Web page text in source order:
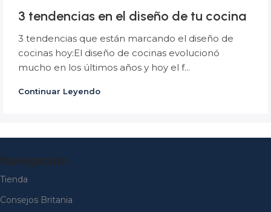
3 tendencias en el diseño de tu cocina
3 tendencias que están marcando el diseño de
cocinas hoy:El diseño de cocinas evolucionó
mucho en los últimos años y hoy el f...
Continuar Leyendo
Navegación
Tienda
Consejos Britania